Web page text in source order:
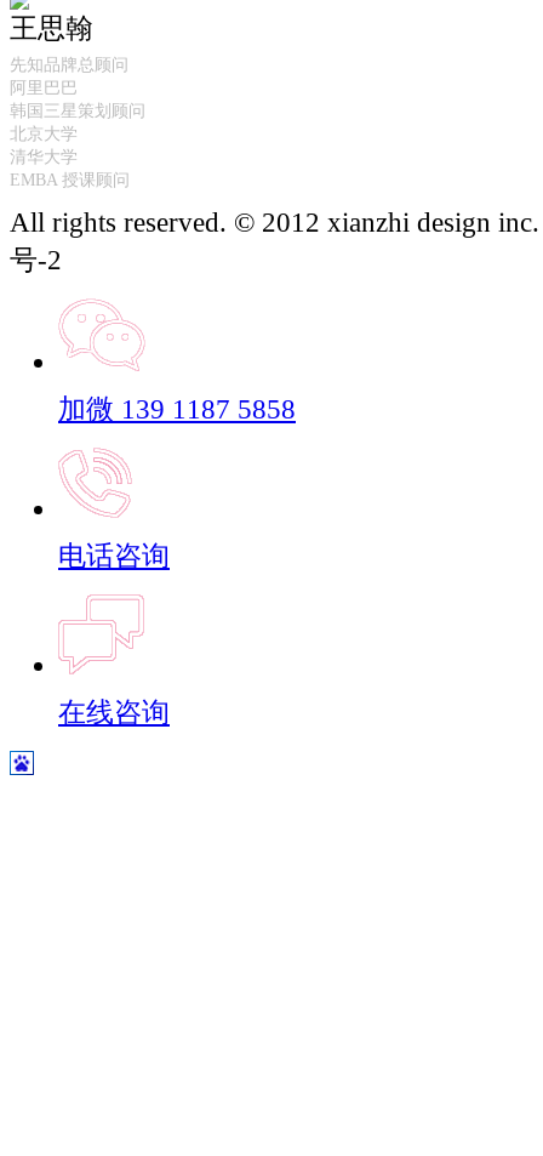
王思翰
先知品牌总顾问
阿里巴巴
韩国三星策划顾问
北京大学
清华大学
EMBA 授课顾问
All rights reserved. © 2012 xianzhi design
号-2
加微 139 1187 5858
电话咨询
在线咨询